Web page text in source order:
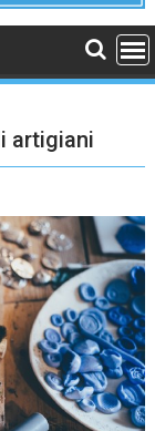
artigiani